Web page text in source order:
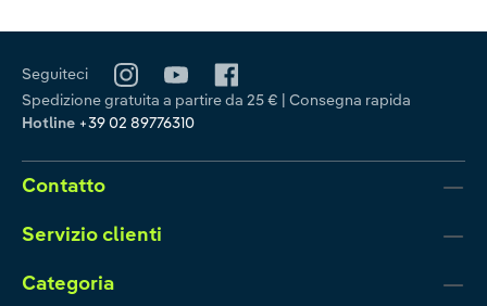
Seguiteci
Spedizione gratuita a partire da 25 € | Consegna rapida
Hotline +39 02 89776310
Contatto
Servizio clienti
Categoria